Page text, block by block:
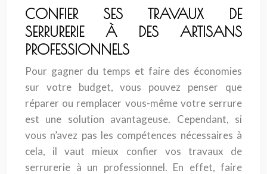
CONFIER SES TRAVAUX DE
SERRURERIE À DES ARTISANS
PROFESSIONNELS
Pour gagner du temps et faire des économies
sur votre budget, vous pouvez penser que
réparer ou remplacer vous-même votre serrure
est une solution avantageuse. Cependant, si
vous n’avez pas les compétences nécessaires à
cela, il vaut mieux confier vos travaux de
serrurerie à un professionnel. En effet, faire